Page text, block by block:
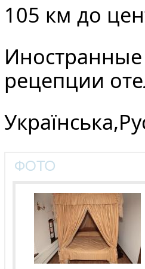
105 км до
рецепции